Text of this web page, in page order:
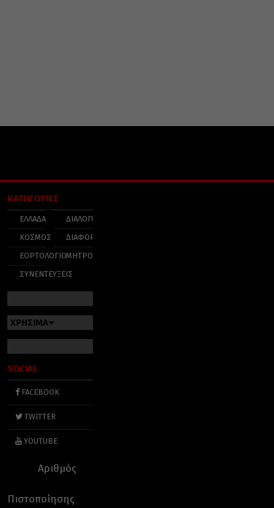
ΚΑΤΗΓΟΡΙΕΣ
ΕΛΛΑΔΑ
ΚΟΣΜΟΣ
ΕΟΡΤΟΛΟΓΙΟ
ΣΥΝΕΝΤΕΥΞΕΙΣ
ΔΙΑΛΟΓΟΣ
ΔΙΑΦΟΡΑ
ΜΗΤΡΟΠΟΛΕΙΣ
ΧΡΗΣΙΜΑ
SOCIAL
FACEBOOK
TWITTER
YOUTUBE
Αριθμός
Πιστοποίησης